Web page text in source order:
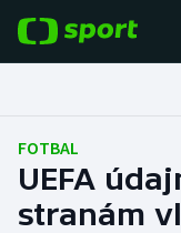
Fotbal
Hokej
FOTBAL
UEFA
stranám